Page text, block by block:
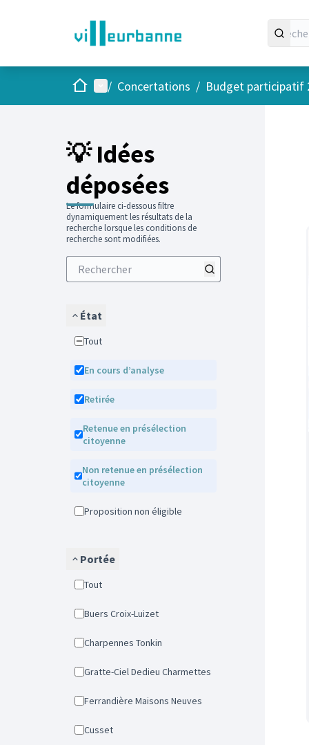
AccueilMenu principal
/ Concertations / Budget participatif
💡 Idées
déposées
Le formulaire ci-dessous filtre
dynamiquement les résultats de la
recherche lorsque les conditions de
recherche sont modifiées.
État
Tout
En cours d’analyse
Retirée
Retenue en présélection
citoyenne
Non retenue en présélection
citoyenne
Proposition non éligible
Portée
Tout
Buers Croix-Luizet
Charpennes Tonkin
Gratte-Ciel Dedieu Charmettes
Ferrandière Maisons Neuves
Cusset